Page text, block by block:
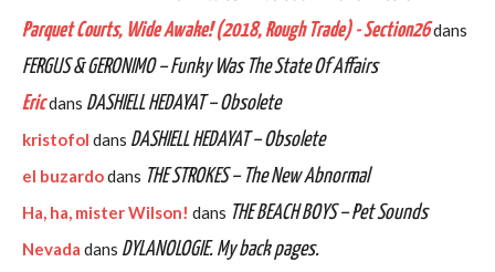
Parquet Courts, Wide Awake! (2018, Rough Trade) - Section26dans
FERGUS & GERONIMO – Funky Was The State Of Affairs
Ericdans DASHIELL HEDAYAT – Obsolete
kristofol dans DASHIELL HEDAYAT – Obsolete
el buzardodans THE STROKES – The New Abnormal
Ha, ha, mister Wilson! dans THE BEACH BOYS – Pet Sounds
Nevada dans DYLANOLOGIE. My back pages.